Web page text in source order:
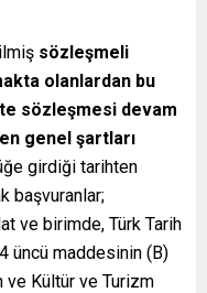
sözleşmeli
olanlardan bu
sözleşmesi devam
genel şartları
girdiği tarihten
başvuranlar;
ve birimde, Türk Tarih
üncü maddesinin (B)
ve Kültür ve Turizm